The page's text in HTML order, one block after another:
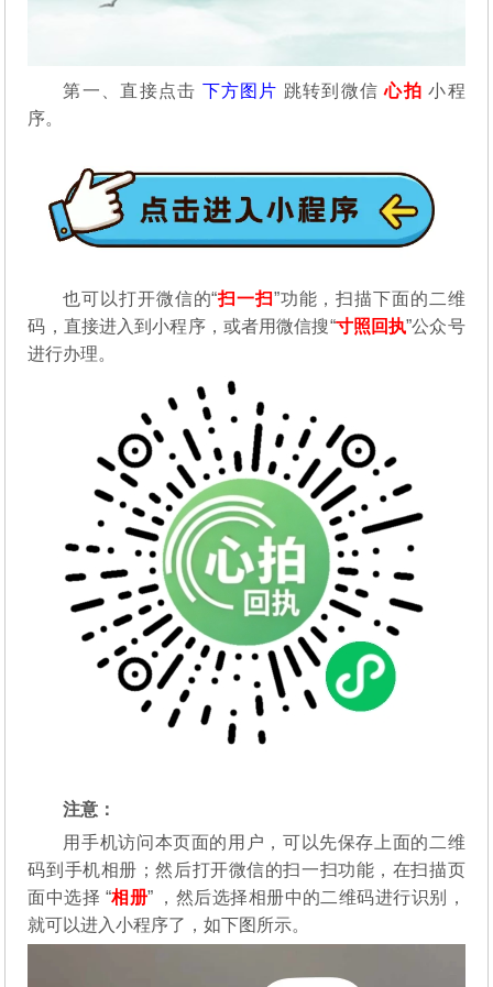
第一、直接点击 下方图片 跳转到微信心拍小程
序。
也可以打开微信的“扫一扫”功能，扫描下面的二维
码，直接进入到小程序，或者用微信搜“寸照回执”公众号
进行办理。
注意：
用手机访问本页面的用户，可以先保存上面的二维
码到手机相册；然后打开微信的扫一扫功能，在扫描页
面中选择 “相册” ，然后选择相册中的二维码进行识别，
就可以进入小程序了，如下图所示。